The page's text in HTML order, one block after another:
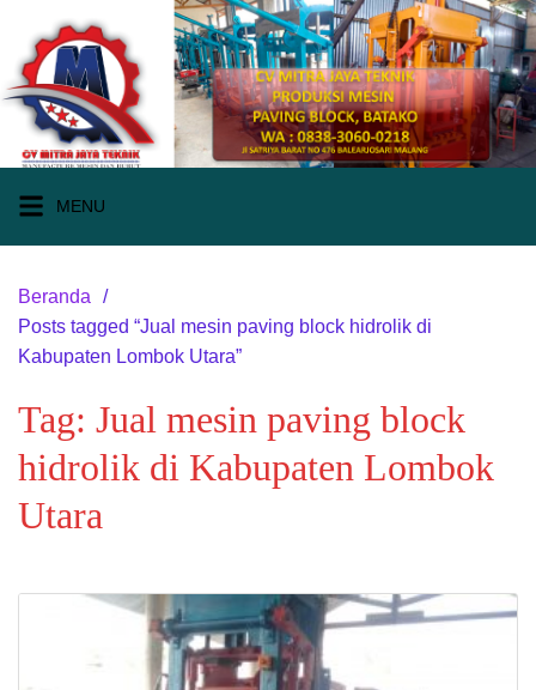
konten
MENU
Beranda
Posts tagged “Jual mesin paving block hidrolik di
Kabupaten Lombok Utara”
Tag: Jual mesin paving block
hidrolik di Kabupaten Lombok
Utara